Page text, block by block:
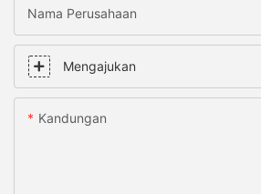
Nama Perusahaan
Mengajukan
Kandungan